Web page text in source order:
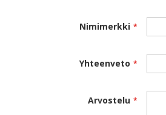
Nimimerkki
Yhteenveto
Arvostelu